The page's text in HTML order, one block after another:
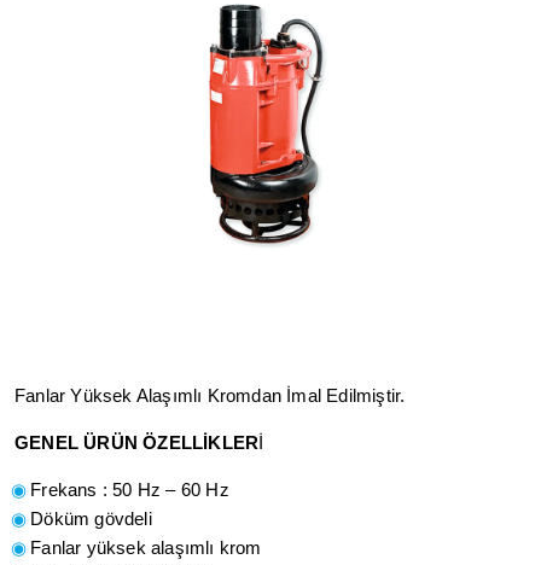
Fanlar Yüksek Alaşımlı Kromdan İmal Edilmiştir.
GENEL ÜRÜN ÖZELLİKLERİ
Frekans : 50 Hz – 60 Hz
Döküm gövdeli
Fanlar yüksek alaşımlı krom